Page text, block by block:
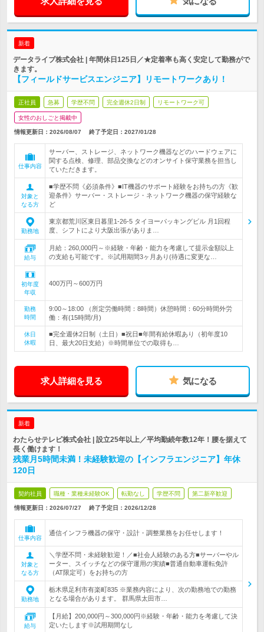
新着
データライブ株式会社 | 年間休日125日／★定着率も高く安定して勤務がで
きます。
【フィールドサービスエンジニア】リモートワークあり！
正社員 急募 学歴不問 完全週休2日制 リモートワーク可
女性のおしごと掲載中
情報更新日：2026/08/07 終了予定日： 2027/01/28
仕事内容
サーバー、ストレージ、ネットワーク機器などのハードウェアに
関する点検、修理、部品交換などのオンサイト保守業務を担当し
ていただきます。
対象と
なる方
■学歴不問《必須条件》■IT機器のサポート経験をお持ちの方《歓
迎条件》サーバー・ストレージ・ネットワーク機器の保守経験な
ど
勤務地
東京都荒川区東日暮里1-26-5 タイヨーパッキングビル 月1回程
度、シフトにより大阪出張がありま…
給与
月給：260,000円～※経験・年齢・能力を考慮して提示金額以上
の支給も可能です。※試用期間3ヶ月あり(待遇に変更な…
初年度
年収
400万円～600万円
勤務
時間
9:00～18:00 （所定労働時間：8時間）休憩時間：60分時間外労
働：有(15時間/月)
休日
休暇
■完全週休2日制（土日）■祝日■年間有給休暇あり（初年度10
日、最大20日支給）※時間単位での取得も…
求人詳細を見る 気になる
新着
わたらせテレビ株式会社 | 設立25年以上／平均勤続年数12年！腰を据えて
長く働けます！
残業月5時間未満！未経験歓迎の【インフラエンジニア】年休
120日
契約社員 職種・業種未経験OK 転勤なし 学歴不問 第二新卒歓迎
情報更新日：2026/07/27 終了予定日： 2026/12/28
仕事内容
通信インフラ機器の保守・設計・調整業務をお任せします！
対象と
なる方
＼学歴不問・未経験歓迎！／■社会人経験のある方■サーバーやル
ーター、スイッチなどの保守運用の実績■普通自動車運転免許
（AT限定可）をお持ちの方
勤務地
栃木県足利市有楽町835 ※業務内容により、次の勤務地での勤務
となる場合があります。 群馬県太田市…
給与
【月給】200,000円～300,000円※経験・年齢・能力を考慮して決
定いたします※試用期間なし